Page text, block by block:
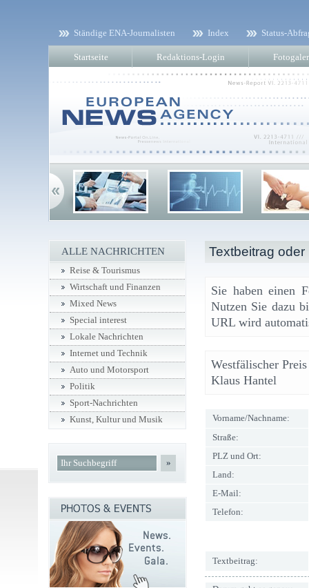
Ständige ENA-Journalisten Index Status-
Startseite Redaktions-Login
Textbeitrag
Sie haben einen
Nutzen Sie dazu
URL wird
Westfälischer
Klaus Hantel
Vorname/Nachname:
Straße:
PLZ und Ort:
Land:
E-Mail:
Telefon:
Textbeitrag:
ALLE NACHRICHTEN
Reise & Tourismus
Wirtschaft und Finanzen
Mixed News
Special interest
Lokale Nachrichten
Internet und Technik
Auto und Motorsport
Politik
Sport-Nachrichten
Kunst, Kultur und Musik
»